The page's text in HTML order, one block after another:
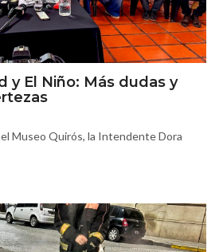
y El Niño: Más dudas y
el Museo Quirós, la Intendente Dora